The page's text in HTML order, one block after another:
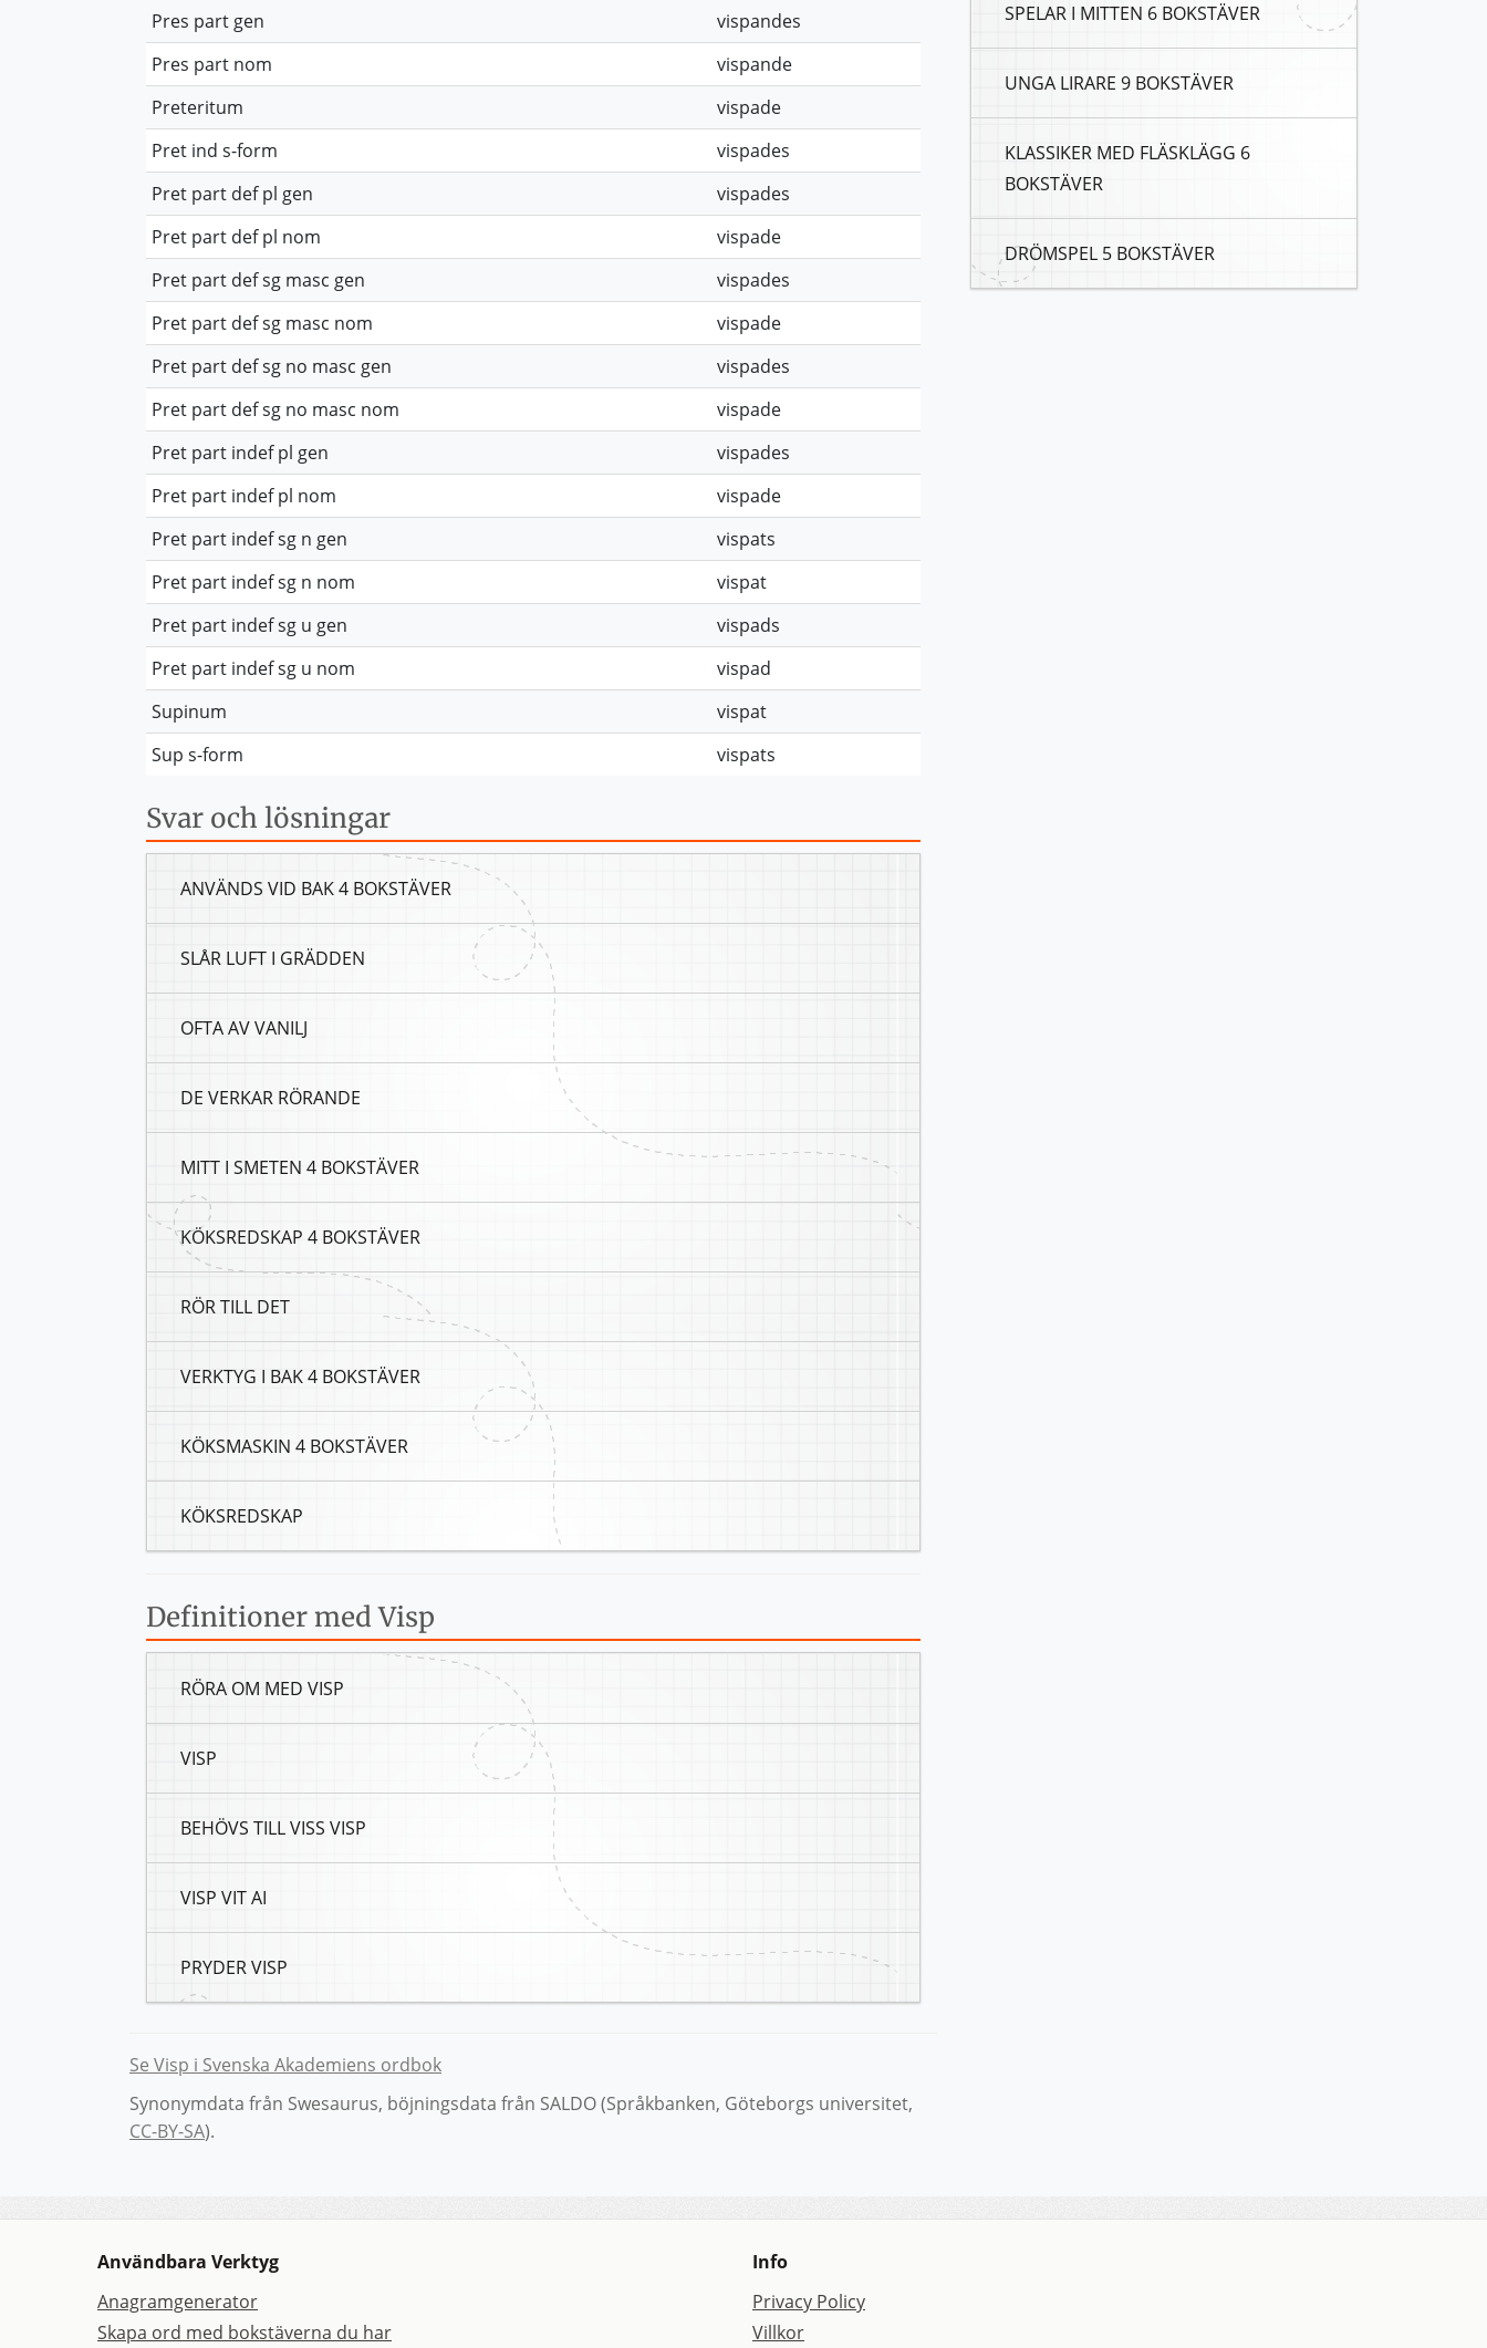
Pres part gen
vispandes
Pres part nom
vispande
Preteritum
vispade
Pret ind s-form
vispades
Pret part def pl gen
vispades
Pret part def pl nom
vispade
Pret part def sg masc gen
vispades
Pret part def sg masc nom
vispade
Pret part def sg no masc gen
vispades
Pret part def sg no masc nom
vispade
Pret part indef pl gen
vispades
Pret part indef pl nom
vispade
Pret part indef sg n gen
vispats
Pret part indef sg n nom
vispat
Pret part indef sg u gen
vispads
Pret part indef sg u nom
vispad
Supinum
vispat
Sup s-form
vispats
Svar och lösningar
ANVÄNDS VID BAK 4 BOKSTÄVER
SLÅR LUFT I GRÄDDEN
OFTA AV VANILJ
DE VERKAR RÖRANDE
MITT I SMETEN 4 BOKSTÄVER
KÖKSREDSKAP 4 BOKSTÄVER
RÖR TILL DET
VERKTYG I BAK 4 BOKSTÄVER
KÖKSMASKIN 4 BOKSTÄVER
KÖKSREDSKAP
Definitioner med Visp
RÖRA OM MED VISP
VISP
BEHÖVS TILL VISS VISP
VISP VIT AI
PRYDER VISP
Se Visp i Svenska Akademiens ordbok
Synonymdata från Swesaurus, böjningsdata från SALDO (Språkbanken, Göteborgs universitet,
CC-BY-SA).
SPELAR I MITTEN 6 BOKSTÄVER
UNGA LIRARE 9 BOKSTÄVER
KLASSIKER MED FLÄSKLÄGG 6
BOKSTÄVER
DRÖMSPEL 5 BOKSTÄVER
Användbara Verktyg
Anagramgenerator
Skapa ord med bokstäverna du har
Info
Privacy Policy
Villkor